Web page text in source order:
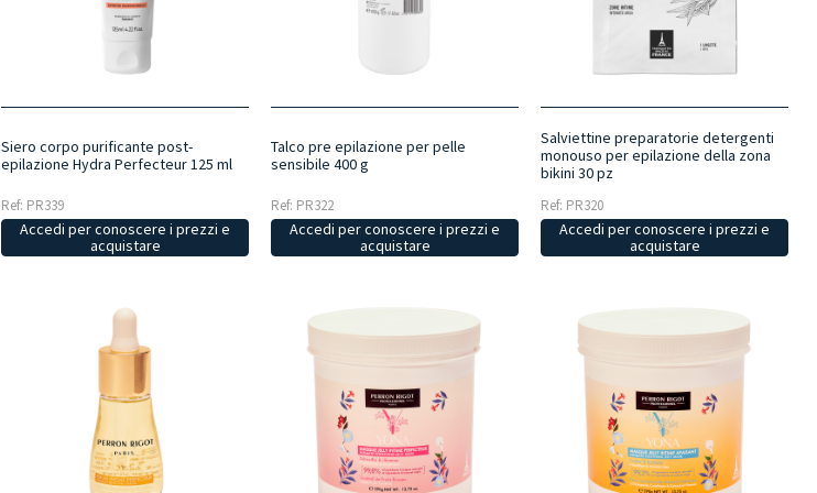
Siero corpo purificante post-
epilazione Hydra Perfecteur 125 ml
Ref: PR339
Accedi per conoscere i prezzi e
acquistare
Talco pre epilazione per pelle
sensibile 400 g
Ref: PR322
Accedi per conoscere i prezzi e
acquistare
Salviettine preparatorie detergenti
monouso per epilazione della zona
bikini 30 pz
Ref: PR320
Accedi per conoscere i prezzi e
acquistare